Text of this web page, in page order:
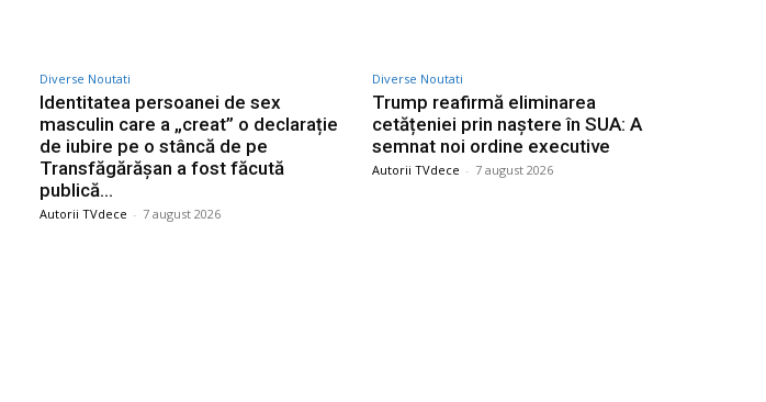
Diverse Noutati
Identitatea persoanei de sex
masculin care a „creat” o declarație
de iubire pe o stâncă de pe
Transfăgărășan a fost făcută
publică…
Autorii TVdece - 7 august 2026
Diverse Noutati
Trump reafirmă eliminarea
cetățeniei prin naștere în SUA: A
semnat noi ordine executive
Autorii TVdece - 7 august 2026